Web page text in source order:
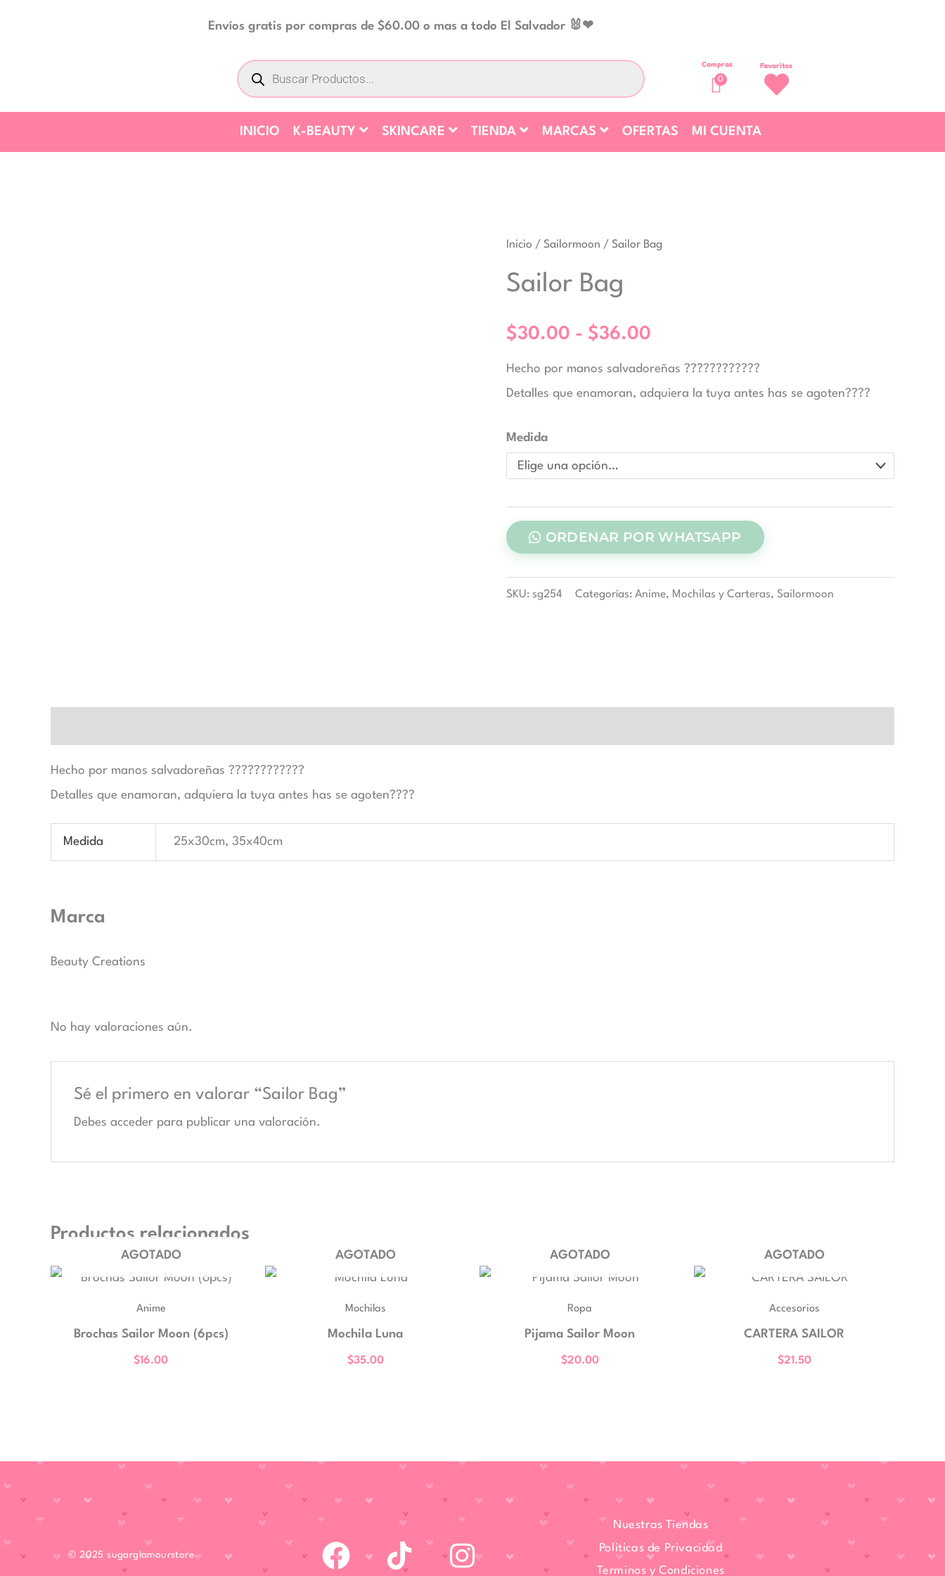
Envíos gratis por compras de $60.00 o mas a todo El Salvador 🐰❤
Búsqueda
de
productos
Compras
0
Favoritos
INICIO K-BEAUTY SKINCARE TIENDA MARCAS OFERTAS MI CUENTA
Inicio / Sailormoon / Sailor Bag
Sailor Bag
$30.00 - $36.00
Rango
desde
$30.00
Hecho por manos salvadoreñas ????????????
Detalles que enamoran, adquiera la tuya antes has se agoten????
Medida
ORDENAR POR WHATSAPP
SKU: sg254 Categorías: Anime, Mochilas y Carteras, Sailormoon
Hecho por manos salvadoreñas ????????????
Detalles que enamoran, adquiera la tuya antes has se agoten????
Medida 25x30cm, 35x40cm
Marca
Beauty Creations
No hay valoraciones aún.
Sé el primero en valorar “Sailor Bag”
Debes accederpara publicar una valoración.
Productos relacionados
AGOTADO
Anime
Brochas Sailor Moon (6pcs)
$16.00
AGOTADO
Mochilas
Mochila Luna
$35.00
AGOTADO
Ropa
Pijama Sailor Moon
$20.00
AGOTADO
Accesorios
CARTERA SAILOR
$21.50
© 2025sugarglamourstore
F
I
Nuestras Tiendas
Politicas de Privacidad
Terminos y Condiciones